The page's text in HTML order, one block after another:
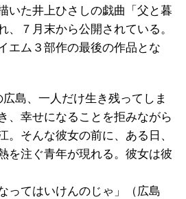
いた井上ひさしの戯曲「父と暮
、７月末から公開されている。
エム３部作の最後の作品とな
島、一人だけ生き残ってしま
、幸せになることを拒みながら
。そんな彼女の前に、ある日、
を注ぐ青年が現れる。彼女は彼
ってはいけんのじゃ」（広島